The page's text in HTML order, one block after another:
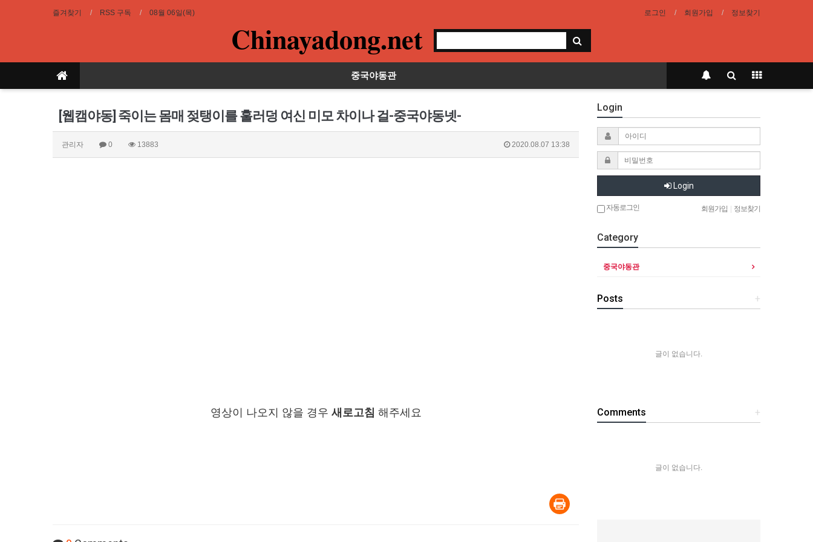
즐겨찾기 RSS 구독 08월 06일(목) 로그인 회원가입 정보찾기
Chinayadong.net
중국야동관
[웹캠야동] 죽이는 몸매 젖탱이를 훌러덩 여신 미모 차이나 걸-중국야동넷-
관리자 0 13883 2020.08.07 13:38
영상이 나오지 않을 경우 새로고침 해주세요
Login
Login
자동로그인 회원가입 정보찾기
Category
중국야동관
+
Posts
글이 없습니다.
+
Comments
글이 없습니다.